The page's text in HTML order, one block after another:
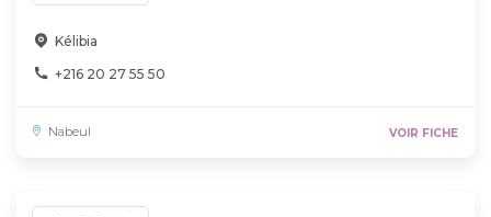
Kélibia
+216 20 27 55 50
Nabeul VOIR FICHE